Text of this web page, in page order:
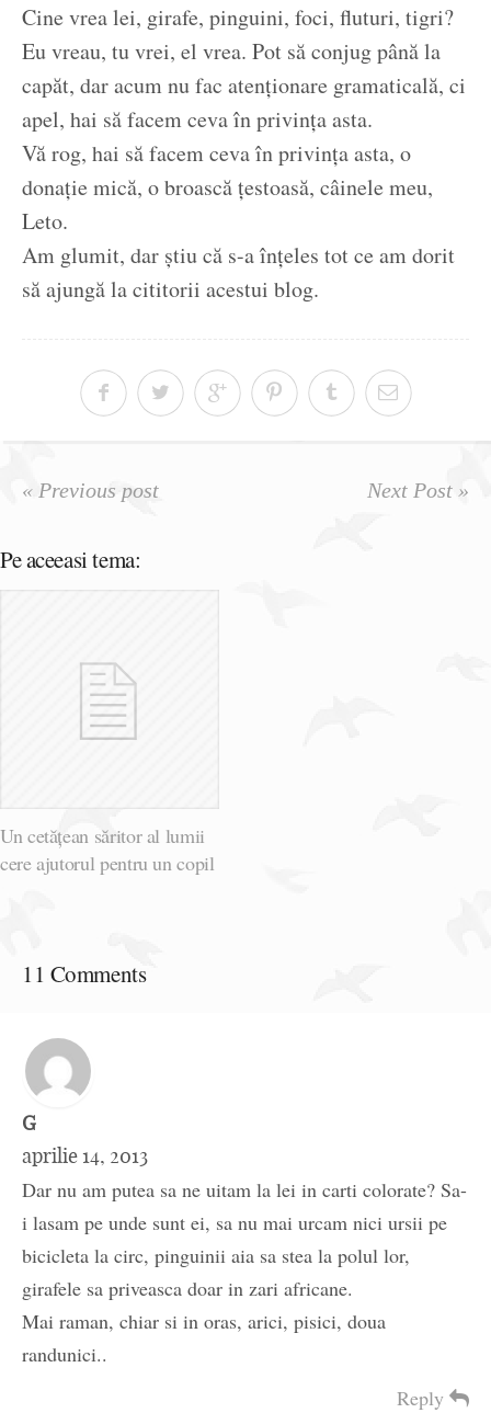
Cine vrea lei, girafe, pinguini, foci, fluturi, tigri?
Eu vreau, tu vrei, el vrea. Pot să conjug până la
capăt, dar acum nu fac atenționare gramaticală, ci
apel, hai să facem ceva în privința asta.
Vă rog, hai să facem ceva în privința asta, o
donație mică, o broască țestoasă, câinele meu,
Leto.
Am glumit, dar știu că s-a înțeles tot ce am dorit
să ajungă la cititorii acestui blog.
« Previous post Next Post »
Pe aceeasi tema:
Un cetățean săritor al lumii
cere ajutorul pentru un copil
11 Comments
G
aprilie 14, 2013
Dar nu am putea sa ne uitam la lei in carti colorate? Sa-
i lasam pe unde sunt ei, sa nu mai urcam nici ursii pe
bicicleta la circ, pinguinii aia sa stea la polul lor,
girafele sa priveasca doar in zari africane.
Mai raman, chiar si in oras, arici, pisici, doua
randunici..
Reply